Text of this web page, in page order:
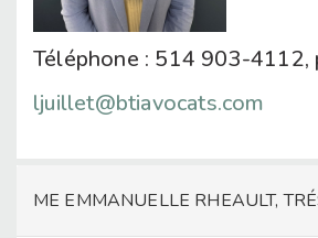
Téléphone : 514 903-4112,
ljuillet@btiavocats.com
ME EMMANUELLE RHEAULT,